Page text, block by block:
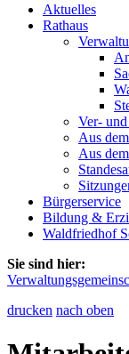
Aktuelles
Rathaus
Ver-
Aus
Aus
Bürgerservice
Bildung &
Waldfriedhof
Sie sind hier:
drucken nach oben